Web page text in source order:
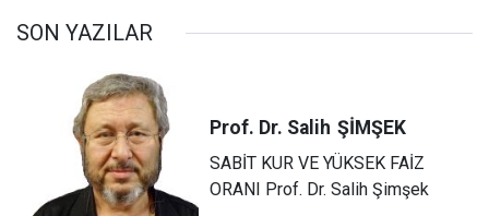
SON YAZILAR
Prof. Dr. Salih ŞİMŞEK
SABİT KUR VE YÜKSEK FAİZ
ORANI Prof. Dr. Salih Şimşek